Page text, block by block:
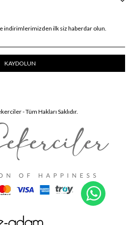
indirimlerimizden ilk siz haberdar olun.
KAYDOLUN
- Tüm Hakları Saklıdır.